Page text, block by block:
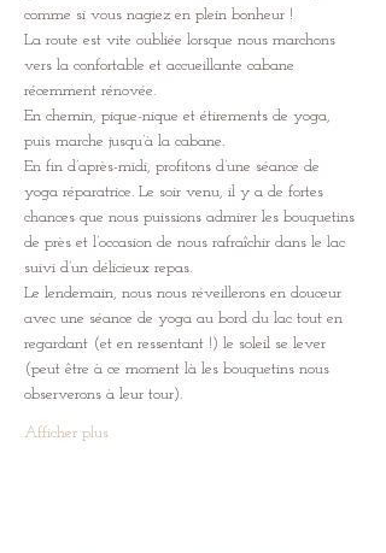
comme si vous nagiez en plein bonheur !
La route est vite oubliée lorsque nous marchons
vers la confortable et accueillante cabane
récemment rénovée.
En chemin, pique-nique et étirements de yoga,
puis marche jusqu’à la cabane.
En fin d’après-midi, profitons d’une séance de
yoga réparatrice. Le soir venu, il y a de fortes
chances que nous puissions admirer les bouquetins
de près et l’occasion de nous rafraîchir dans le lac
suivi d’un délicieux repas.
Le lendemain, nous nous réveillerons en douceur
avec une séance de yoga au bord du lac tout en
regardant (et en ressentant !) le soleil se lever
(peut être à ce moment là les bouquetins nous
observerons à leur tour).
Afficher plus